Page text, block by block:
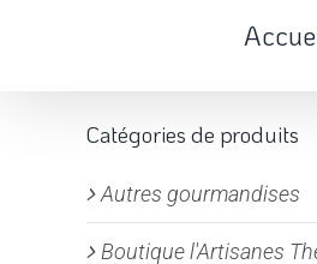
Catégories de produits
Autres gourmandises
Boutique l'Artisanes